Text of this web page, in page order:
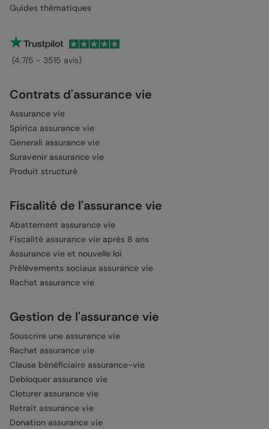
Guides thématiques
(4.7/5 - 3515 avis)
Contrats d'assurance vie
Assurance vie
Spirica assurance vie
Generali assurance vie
Suravenir assurance vie
Produit structuré
Fiscalité de l'assurance vie
Abattement assurance vie
Fiscalité assurance vie après 8 ans
Assurance vie et nouvelle loi
Prélèvements sociaux assurance vie
Rachat assurance vie
Gestion de l'assurance vie
Souscrire une assurance vie
Rachat assurance vie
Clause bénéficiaire assurance-vie
Debloquer assurance vie
Cloturer assurance vie
Retrait assurance vie
Donation assurance vie